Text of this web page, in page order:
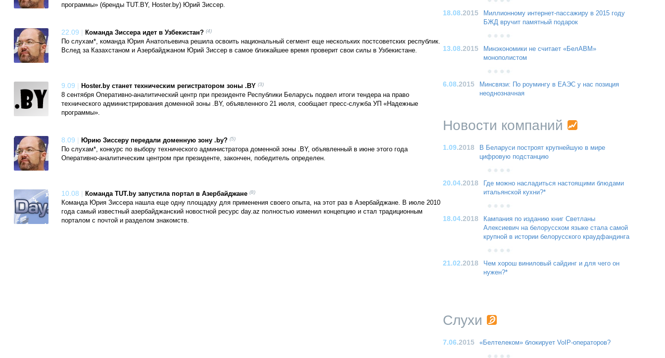
программы» (бренды TUT.BY, Hoster.by) Юрий Зиссер.
22.09 | Команда Зиссера идет в Узбекистан? (4)
По слухам*, команда Юрия Анатольевича решила освоить национальный сегмент еще нескольких постсоветских республик.
Вслед за Казахстаном и Азербайджаном Юрий Зиссер в самое ближайшее время проверит свои силы в Узбекистане.
9.09 | Hoster.by станет техническим регистратором зоны .BY (3)
8 сентября Оперативно-аналитический центр при президенте Республики Беларусь подвел итоги тендера на право
технического администрирования доменной зоны .BY, объявленного 21 июля, сообщает пресс-служба УП «Надежные
программы».
8.09 | Юрию Зиссеру передали доменную зону .by? (5)
По слухам*, конкурс по выбору технического администратора доменной зоны .BY, объявленный в июне этого года
Оперативно-аналитическим центром при президенте, закончен, победитель определен.
10.08 | Команда TUT.by запустила портал в Азербайджане (8)
Команда Юрия Зиссера нашла еще одну площадку для применения своего опыта, на этот раз в Азербайджане. В июле 2010
года самый известный азербайджанский новостной ресурс day.az полностью изменил концепцию и стал традиционным
порталом с почтой и разделом знакомств.
18.08.2015
Миллионному интернет-пассажиру в 2015 году
БЖД вручит памятный подарок
13.08.2015
Минэкономики не считает «БелАВМ»
монополистом
6.08.2015
Минсвязи: По роумингу в ЕАЭС у нас позиция
неоднозначная
Новости компаний
1.09.2018
В Беларуси построят крупнейшую в мире
цифровую подстанцию
20.04.2018
Где можно насладиться настоящими блюдами
итальянской кухни?*
18.04.2018
Кампания по изданию книг Светланы
Алексиевич на белорусском языке стала самой
крупной в истории белорусского краудфандинга
21.02.2018
Чем хорош виниловый сайдинг и для чего он
нужен?*
Слухи
7.06.2015 «Белтелеком» блокирует VoIP-операторов?